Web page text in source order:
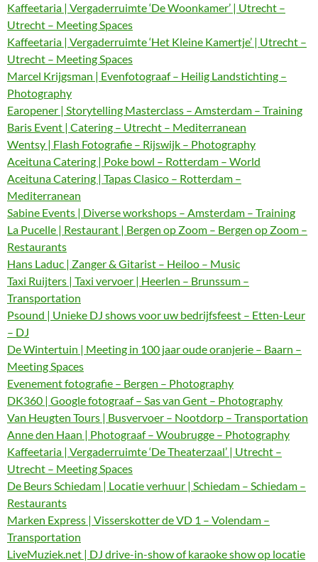
Kaffeetaria | Vergaderruimte ‘De Woonkamer’ | Utrecht –
Utrecht – Meeting Spaces
Kaffeetaria | Vergaderruimte ‘Het Kleine Kamertje’ | Utrecht –
Utrecht – Meeting Spaces
Marcel Krijgsman | Evenfotograaf – Heilig Landstichting –
Photography
Earopener | Storytelling Masterclass – Amsterdam – Training
Baris Event | Catering – Utrecht – Mediterranean
Wentsy | Flash Fotografie – Rijswijk – Photography
Aceituna Catering | Poke bowl – Rotterdam – World
Aceituna Catering | Tapas Clasico – Rotterdam –
Mediterranean
Sabine Events | Diverse workshops – Amsterdam – Training
La Pucelle | Restaurant | Bergen op Zoom – Bergen op Zoom –
Restaurants
Hans Laduc | Zanger & Gitarist – Heiloo – Music
Taxi Ruijters | Taxi vervoer | Heerlen – Brunssum –
Transportation
Psound | Unieke DJ shows voor uw bedrijfsfeest – Etten-Leur
– DJ
De Wintertuin | Meeting in 100 jaar oude oranjerie – Baarn –
Meeting Spaces
Evenement fotografie – Bergen – Photography
DK360 | Google fotograaf – Sas van Gent – Photography
Van Heugten Tours | Busvervoer – Nootdorp – Transportation
Anne den Haan | Photograaf – Woubrugge – Photography
Kaffeetaria | Vergaderruimte ‘De Theaterzaal’ | Utrecht –
Utrecht – Meeting Spaces
De Beurs Schiedam | Locatie verhuur | Schiedam – Schiedam –
Restaurants
Marken Express | Visserskotter de VD 1 – Volendam –
Transportation
LiveMuziek.net | DJ drive-in-show of karaoke show op locatie